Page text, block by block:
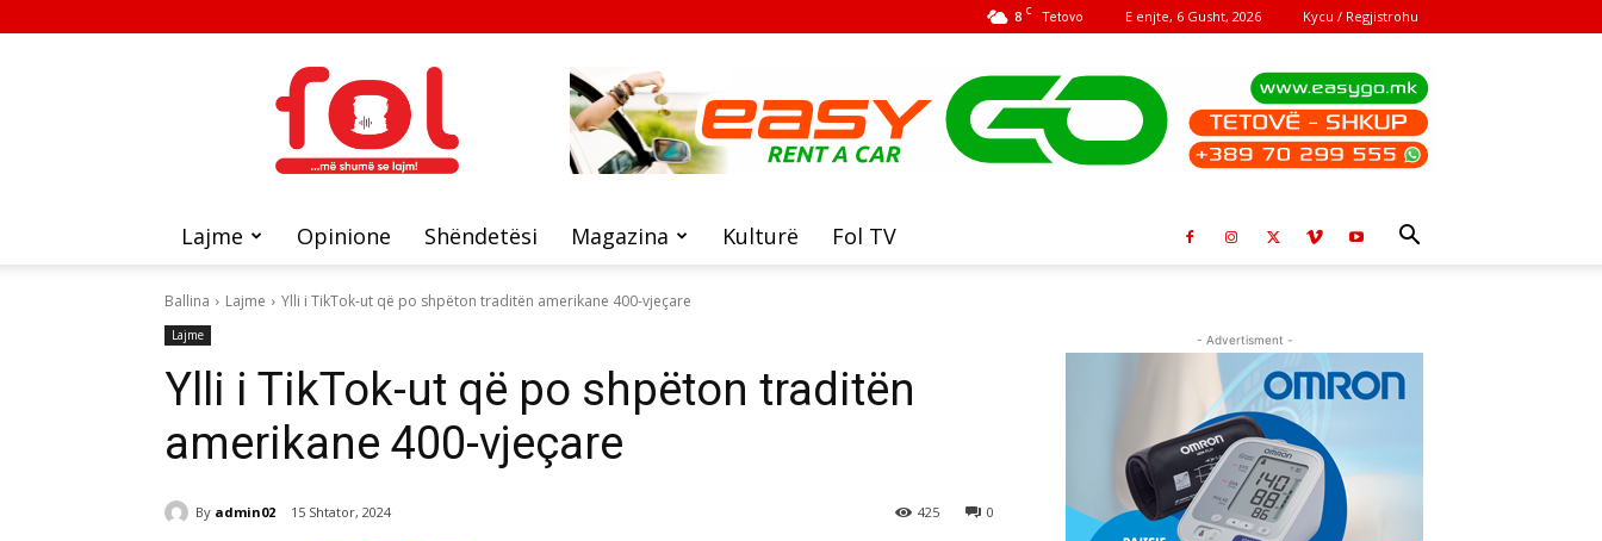
8 C Tetovo E enjte, 6 Gusht, 2026 Kycu / Regjistrohu
FOL
Lajme Opinione Shëndetësi Magazina Kulturë Fol TV
Ballina Lajme Ylli i TikTok-ut që po shpëton traditën amerikane 400-vjeçare
Lajme
Ylli i TikTok-ut që po shpëton traditën
amerikane 400-vjeçare
By admin02 15 Shtator, 2024 0
425
- Advertisment -